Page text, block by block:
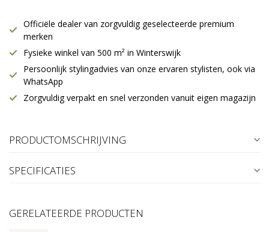
Officiële dealer van zorgvuldig geselecteerde premium
merken
Fysieke winkel van 500 m² in Winterswijk
Persoonlijk stylingadvies van onze ervaren stylisten, ook via
WhatsApp
Zorgvuldig verpakt en snel verzonden vanuit eigen magazijn
PRODUCTOMSCHRIJVING
SPECIFICATIES
GERELATEERDE PRODUCTEN